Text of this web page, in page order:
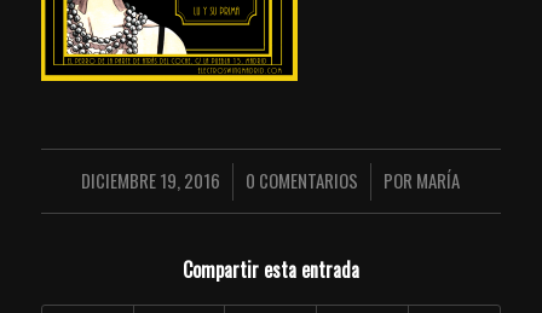
DICIEMBRE 19, 2016
/ 0 COMENTARIOS
/ POR MARÍA
Compartir esta entrada